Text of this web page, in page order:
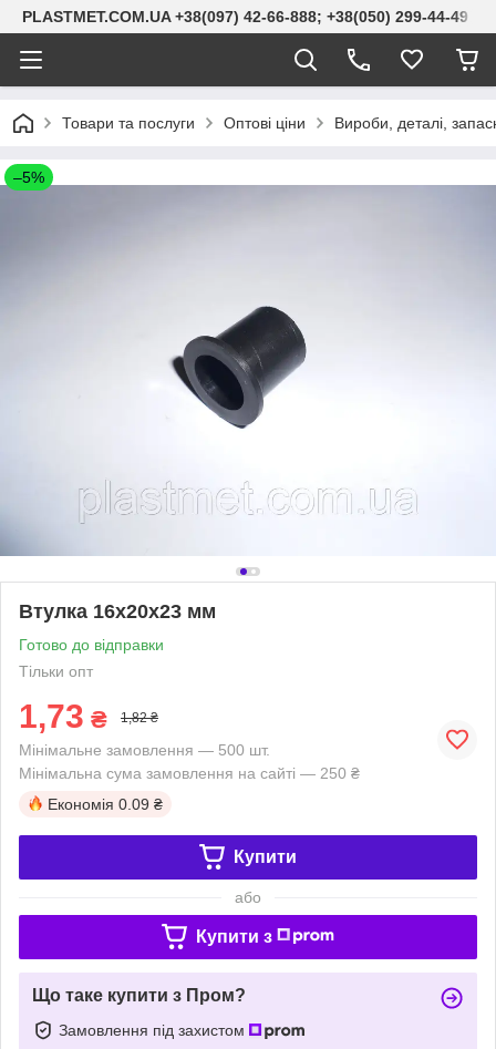
PLASTMET.COM.UA +38(097) 42-66-888; +38(050) 299-44-49
Товари та послуги Оптові ціни Вироби, деталі,
–5%
Втулка 16х20х23 мм
Готово до відправки
Тільки опт
1,73 ₴ 1,82 ₴
Мінімальне замовлення — 500 шт.
Мінімальна сума замовлення на сайті — 250 ₴
Економія 0.09 ₴
Купити
або
Купити з
Що таке купити з Пром?
Замовлення під захистом